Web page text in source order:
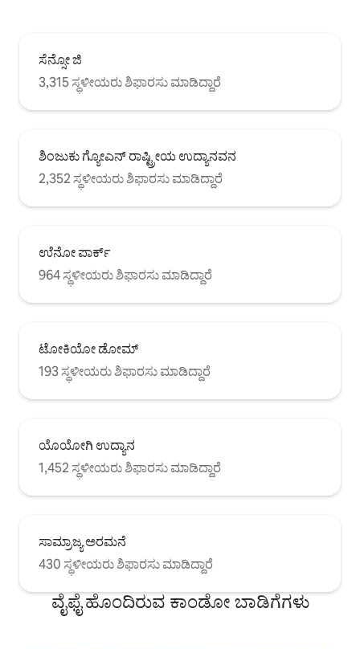
ಸೆನ್ಸೋ ಜಿ
3,315 ಸ್ಥಳೀಯರು ಶಿಫಾರಸು ಮಾಡಿದ್ದಾರೆ
ಶಿಂಜುಕು ಗ್ಯೋಎನ್ ರಾಷ್ಟ್ರೀಯ ಉದ್ಯಾನವನ
2,352 ಸ್ಥಳೀಯರು ಶಿಫಾರಸು ಮಾಡಿದ್ದಾರೆ
ಉೆನೋ ಪಾರ್ಕ್
964 ಸ್ಥಳೀಯರು ಶಿಫಾರಸು ಮಾಡಿದ್ದಾರೆ
ಟೋಕಿಯೋ ಡೋಮ್
193 ಸ್ಥಳೀಯರು ಶಿಫಾರಸು ಮಾಡಿದ್ದಾರೆ
ಯೊಯೋಗಿ ಉದ್ಯಾನ
1,452 ಸ್ಥಳೀಯರು ಶಿಫಾರಸು ಮಾಡಿದ್ದಾರೆ
ಸಾಮ್ರಾಜ್ಯ ಅರಮನೆ
430 ಸ್ಥಳೀಯರು ಶಿಫಾರಸು ಮಾಡಿದ್ದಾರೆ
ವೈಫೈ ಹೊಂದಿರುವ ಕಾಂಡೋ ಬಾಡಿಗೆಗಳು